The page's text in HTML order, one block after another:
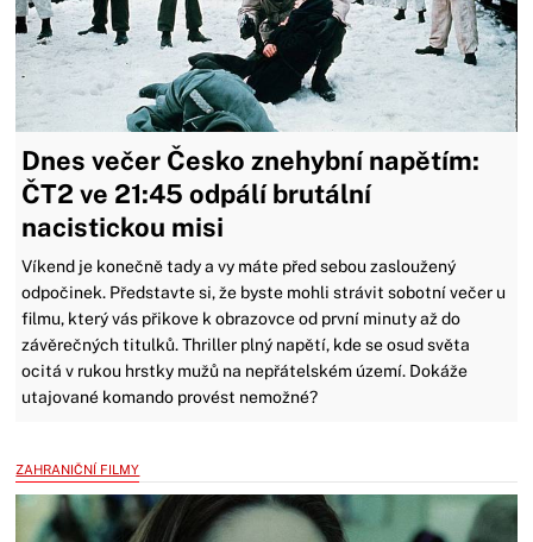
Dnes večer Česko znehybní napětím:
ČT2 ve 21:45 odpálí brutální
nacistickou misi
Víkend je konečně tady a vy máte před sebou zasloužený
odpočinek. Představte si, že byste mohli strávit sobotní večer u
filmu, který vás přikove k obrazovce od první minuty až do
závěrečných titulků. Thriller plný napětí, kde se osud světa
ocitá v rukou hrstky mužů na nepřátelském území. Dokáže
utajované komando provést nemožné?
ZAHRANIČNÍ FILMY